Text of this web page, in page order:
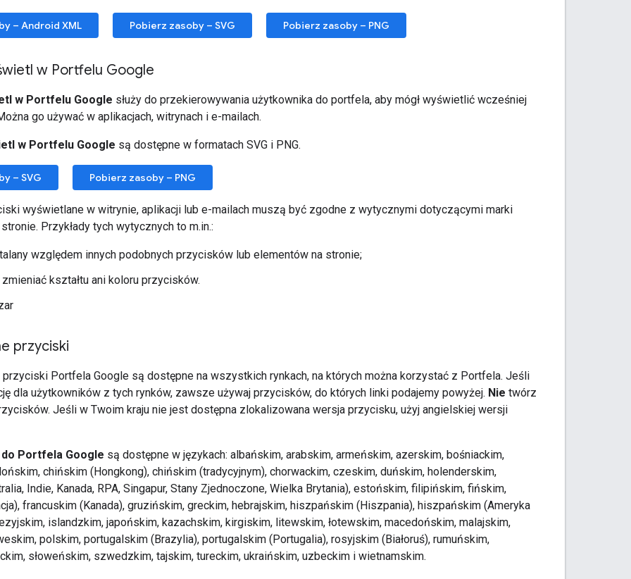
– Android XML Pobierz zasoby – SVG Pobierz zasoby – PNG
w Portfelu Google
w Portfelu Google służy do przekierowywania użytkownika do portfela, aby mógł wyświetlić wcześniej
go używać w aplikacjach, witrynach i e-mailach.
w Portfelu Google są dostępne w formatach SVG i PNG.
– SVG Pobierz zasoby – PNG
wyświetlane w witrynie, aplikacji lub e-mailach muszą być zgodne z wytycznymi dotyczącymi marki
stronie. Przykłady tych wytycznych to m.in.:
względem innych podobnych przycisków lub elementów na stronie;
zmieniać kształtu ani koloru przycisków.
przyciski
przyciski Portfela Google są dostępne na wszystkich rynkach, na których można korzystać z Portfela. Jeśli
dla użytkowników z tych rynków, zawsze używaj przycisków, do których linki podajemy powyżej. Nie twórz
Jeśli w Twoim kraju nie jest dostępna zlokalizowana wersja przycisku, użyj angielskiej wersji
do Portfela Google są dostępne w językach: albańskim, arabskim, armeńskim, azerskim, bośniackim,
chińskim (Hongkong), chińskim (tradycyjnym), chorwackim, czeskim, duńskim, holenderskim,
Indie, Kanada, RPA, Singapur, Stany Zjednoczone, Wielka Brytania), estońskim, filipińskim, fińskim,
francuskim (Kanada), gruzińskim, greckim, hebrajskim, hiszpańskim (Hiszpania), hiszpańskim (Ameryka
islandzkim, japońskim, kazachskim, kirgiskim, litewskim, łotewskim, macedońskim, malajskim,
polskim, portugalskim (Brazylia), portugalskim (Portugalia), rosyjskim (Białoruś), rumuńskim,
słoweńskim, szwedzkim, tajskim, tureckim, ukraińskim, uzbeckim i wietnamskim.